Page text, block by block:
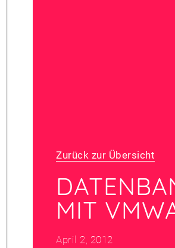
Zurück zur Übersicht
MIT
April 2, 2012